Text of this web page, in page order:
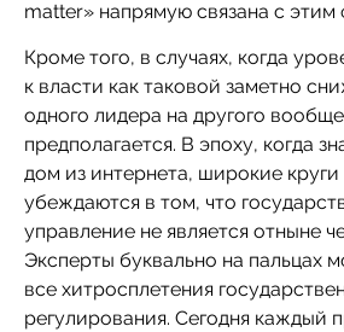
matter» напрямую связана с
Кроме того, в случаях, когда
к власти как таковой заметно
одного лидера на другого
предполагается. В эпоху, когда
дом из интернета, широкие круги
убеждаются в том, что
управление не является отныне
Эксперты буквально на пальцах
все хитросплетения
регулирования. Сегодня каждый